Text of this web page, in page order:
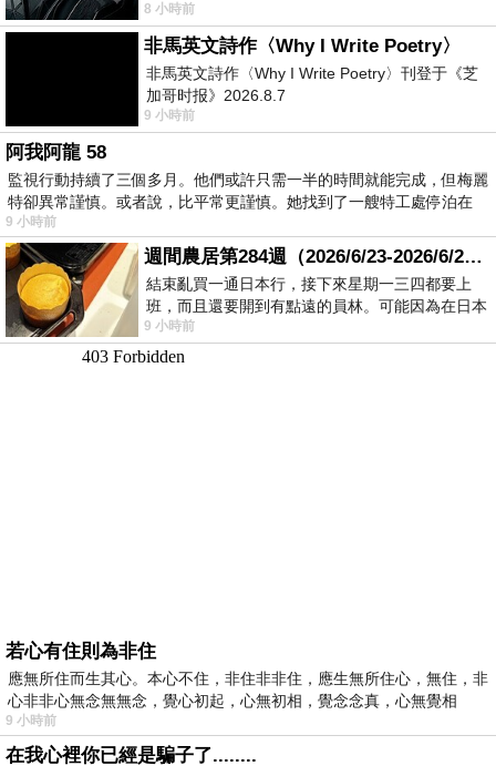
顧都會去看一下。他們偶爾會引進 C
8 小時前
非馬英文詩作〈Why I Write Poetry〉
非馬英文詩作〈Why I Write Poetry〉刊登于《芝
加哥时报》2026.8.7
9 小時前
阿我阿龍 58
監視行動持續了三個多月。他們或許只需一半的時間就能完成，但梅麗
特卻異常謹慎。或者說，比平常更謹慎。她找到了一艘特工處停泊在
9 小時前
週間農居第284週（2026/6/23-2026/6/24) 夏至 金黃稻浪洋溢豐收喜悅
結束亂買一通日本行，接下來星期一三四都要上
班，而且還要開到有點遠的員林。可能因為在日本
花不少錢，星期一出門上班時，心裡沒有一
9 小時前
若心有住則為非住
應無所住而生其心。本心不住，非住非非住，應生無所住心，無住，非
心非非心無念無無念，覺心初起，心無初相，覺念念真，心無覺相
9 小時前
在我心裡你已經是騙子了........